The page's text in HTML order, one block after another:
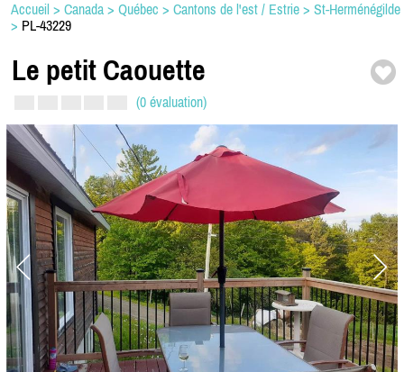
Accueil > Canada > Québec > Cantons de l'est / Estrie > St-Herménégilde
> PL-43229
Le petit Caouette
(0 évaluation)